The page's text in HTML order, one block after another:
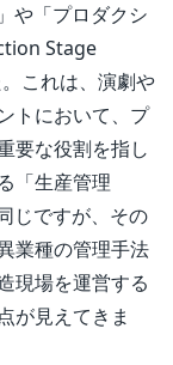
や「プロダクシ
Stage
これは、演劇や
トにおいて、プ
要な役割を指し
「生産管理
じですが、その
業種の管理手法
現場を運営する
が見えてきま